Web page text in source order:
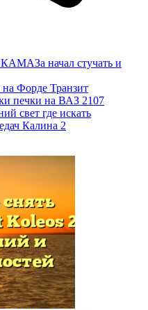
КАМАЗа начал стучать и
на Форде Транзит
печки на ВАЗ 2107
свет где искать
Калина 2